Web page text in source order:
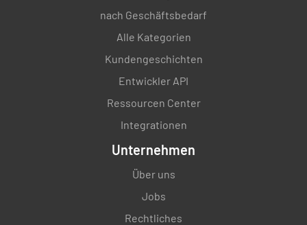
nach Geschäftsbedarf
Alle Kategorien
Kundengeschichten
Entwickler API
Ressourcen Center
Integrationen
Unternehmen
Über uns
Jobs
Rechtliches